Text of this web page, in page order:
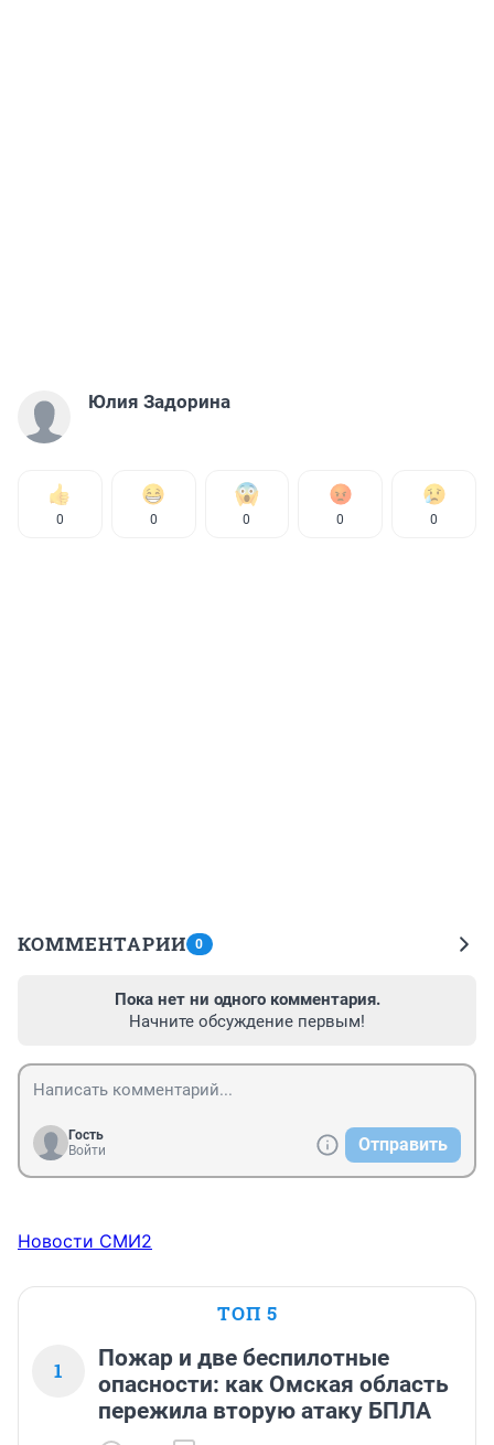
Юлия Задорина
0 0 0 0 0
КОММЕНТАРИИ 0
Пока нет ни одного комментария.
Начните обсуждение первым!
Гость
Войти
Отправить
Новости СМИ2
ТОП 5
1
Пожар и две беспилотные
опасности: как Омская область
пережила вторую атаку БПЛА